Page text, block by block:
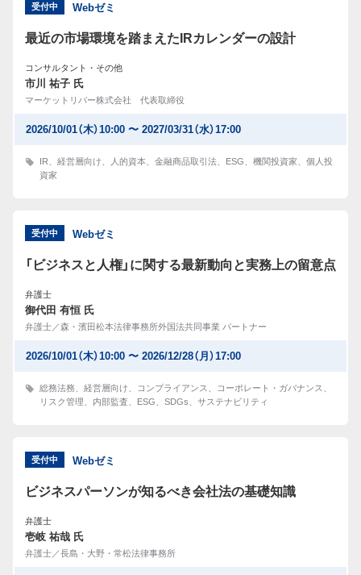
受付中 Webゼミ
最近の市場環境を踏まえたIRカレンダーの設計
コンサルタント・その他
市川 祐子 氏
マーケットリバー株式会社 代表取締役
2026/10/01（木）10:00 〜 2027/03/31（水）17:00
IR 経営層向け 人的資本 金融商品取引法 ESG 機関投資家
個人投
資家
受付中 Webゼミ
「ビジネスと人権」に関する最新動向と実務上の留意点
弁護士
御代田 有恒 氏
弁護士／森・濱田松本法律事務所外国法共同事業 パートナー
2026/10/01（木）10:00 〜 2026/12/28（月）17:00
総務法務 経営層向け コンプライアンス コーポレート・ガバナンス
リスク管理
内部監査 ESG SDGs サステナビリティ
受付中 Webゼミ
ビジネスパーソンが知るべき会社法の基礎知識
弁護士
壱岐 祐哉 氏
弁護士／長島・大野・常松法律事務所